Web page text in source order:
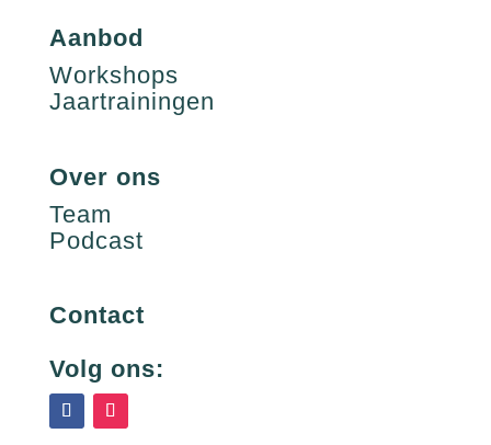
Aanbod
Workshops
Jaartrainingen
Over ons
Team
Podcast
Contact
Volg ons: